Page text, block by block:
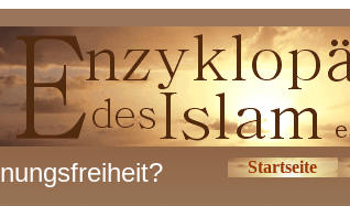
Startseite